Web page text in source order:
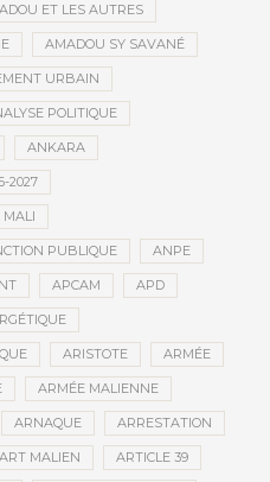
ET LES AUTRES
AMADOU SY SAVANÉ
URBAIN
POLITIQUE
ANKARA
2027
MALI
PUBLIQUE ANPE
APCAM APD
ARISTOTE ARMÉE
ARMÉE MALIENNE
ARNAQUE ARRESTATION
ART MALIEN ARTICLE 39